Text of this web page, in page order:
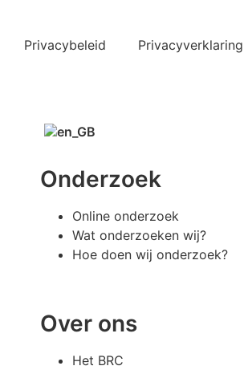
Privacybeleid Privacyverklaring
Onderzoek
Online onderzoek
Wat onderzoeken wij?
Hoe doen wij onderzoek?
Over ons
Het BRC